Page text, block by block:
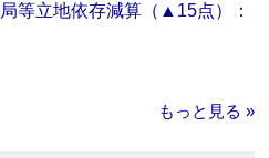
等立地依存減算（▲15点）：
もっと見る »